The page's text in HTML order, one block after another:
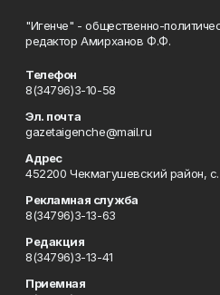
"Игенче" - общественно-
редактор Амирханов Ф.Ф.
Телефон
8(34796)3-10-58
Эл. почта
gazetaigenche@mail.ru
Адрес
452200 Чекмагушевский район,
Рекламная служба
8(34796)3-13-63
Редакция
8(34796)3-13-41
Приемная